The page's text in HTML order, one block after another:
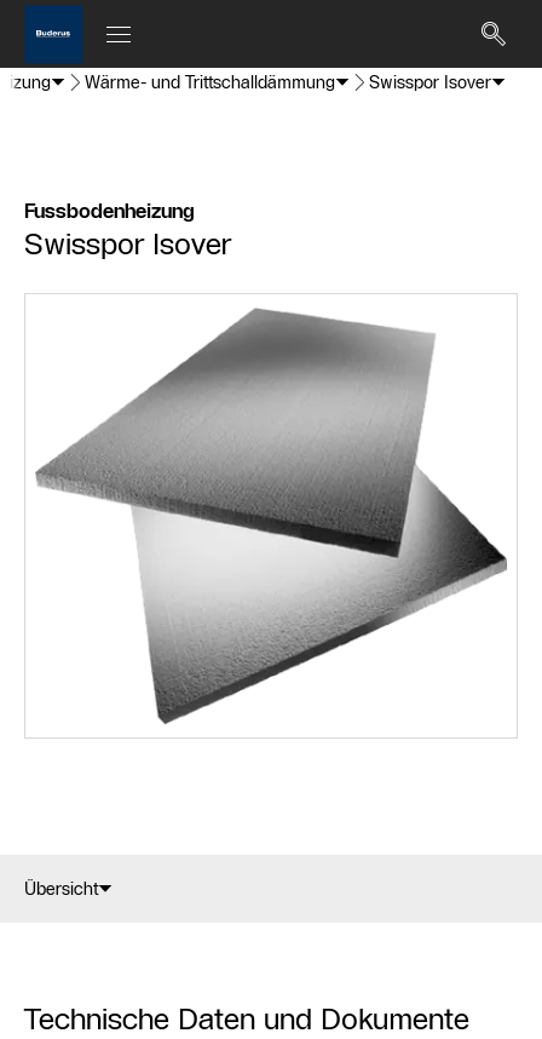
Wärme- und Trittschalldämmung Swisspor Isover
Fussbodenheizung
Swisspor Isover
Übersicht
Technische Daten und Dokumente